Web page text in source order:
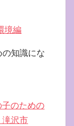
境編
知識にな
のための
沢市